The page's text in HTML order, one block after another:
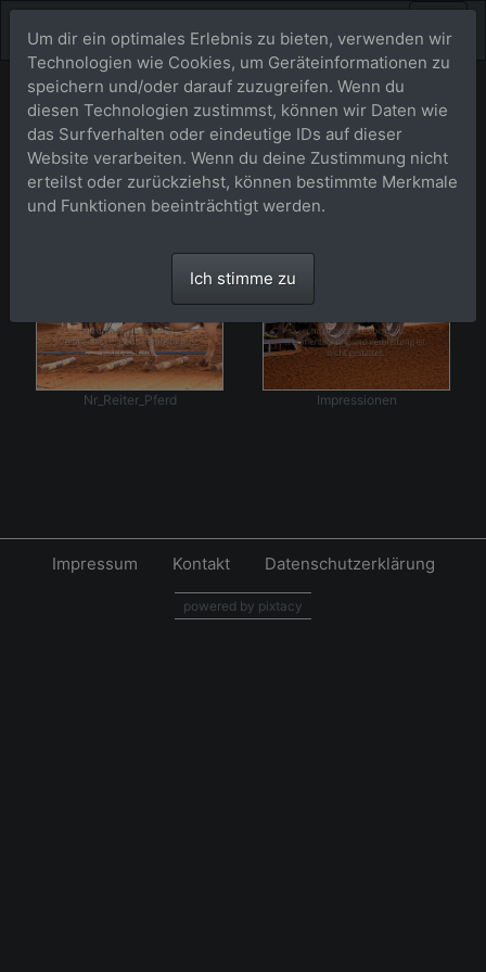
2025
EWU_AQC_HeigenkamerHof
Nr_Reiter_Pferd Impressionen
Um dir ein optimales Erlebnis zu bieten, verwenden wir
Technologien wie Cookies, um Geräteinformationen zu
speichern und/oder darauf zuzugreifen. Wenn du
diesen Technologien zustimmst, können wir Daten wie
das Surfverhalten oder eindeutige IDs auf dieser
Website verarbeiten. Wenn du deine Zustimmung nicht
erteilst oder zurückziehst, können bestimmte Merkmale
und Funktionen beeinträchtigt werden.
Ich stimme zu
Impressum Kontakt Datenschutzerklärung
powered by pixtacy